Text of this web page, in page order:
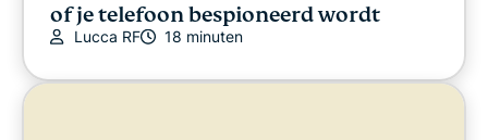
of je telefoon bespioneerd wordt
Lucca RF 18 minuten